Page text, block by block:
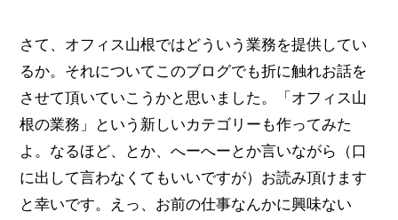
さて、オフィス山根ではどういう業務を提供してい
るか。それについてこのブログでも折に触れお話を
させて頂いていこうかと思いました。「オフィス山
根の業務」という新しいカテゴリーも作ってみた
よ。なるほど、とか、へーへーとか言いながら（口
に出して言わなくてもいいですが）お読み頂けます
と幸いです。えっ、お前の仕事なんかに興味ない